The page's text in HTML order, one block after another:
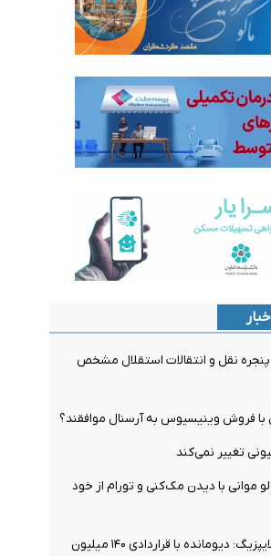
نقل و انتقالات استقلال مشخص
با فروش وینیسیوس به آرسنال موافقند؟
موانی با دیدن مک‌کنی و تورام از خود
توافق نهایی با لایپزیگ: دیومانده با قراردادی ۱۴۰ میلیون